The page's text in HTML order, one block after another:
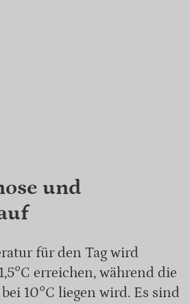
und
für den Tag wird
erreichen, während die
10°C liegen wird. Es sind